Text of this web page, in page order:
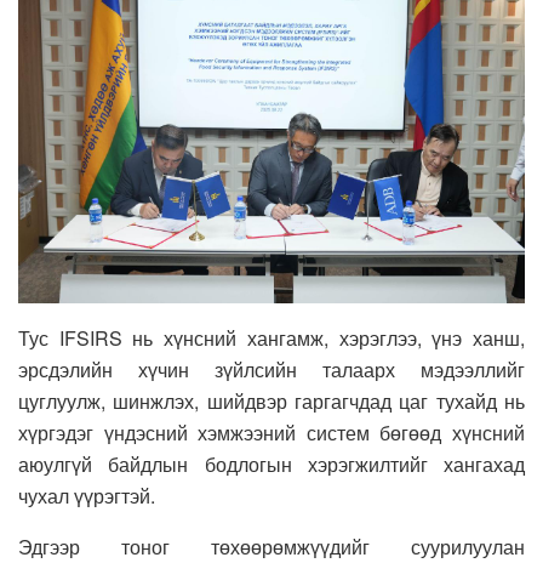
Тус IFSIRS нь хүнсний хангамж, хэрэглээ, үнэ ханш,
эрсдэлийн хүчин зүйлсийн талаарх мэдээллийг
цуглуулж, шинжлэх, шийдвэр гаргагчдад цаг тухайд нь
хүргэдэг үндэсний хэмжээний систем бөгөөд хүнсний
аюулгүй байдлын бодлогын хэрэгжилтийг хангахад
чухал үүрэгтэй.
Эдгээр тоног төхөөрөмжүүдийг суурилуулан